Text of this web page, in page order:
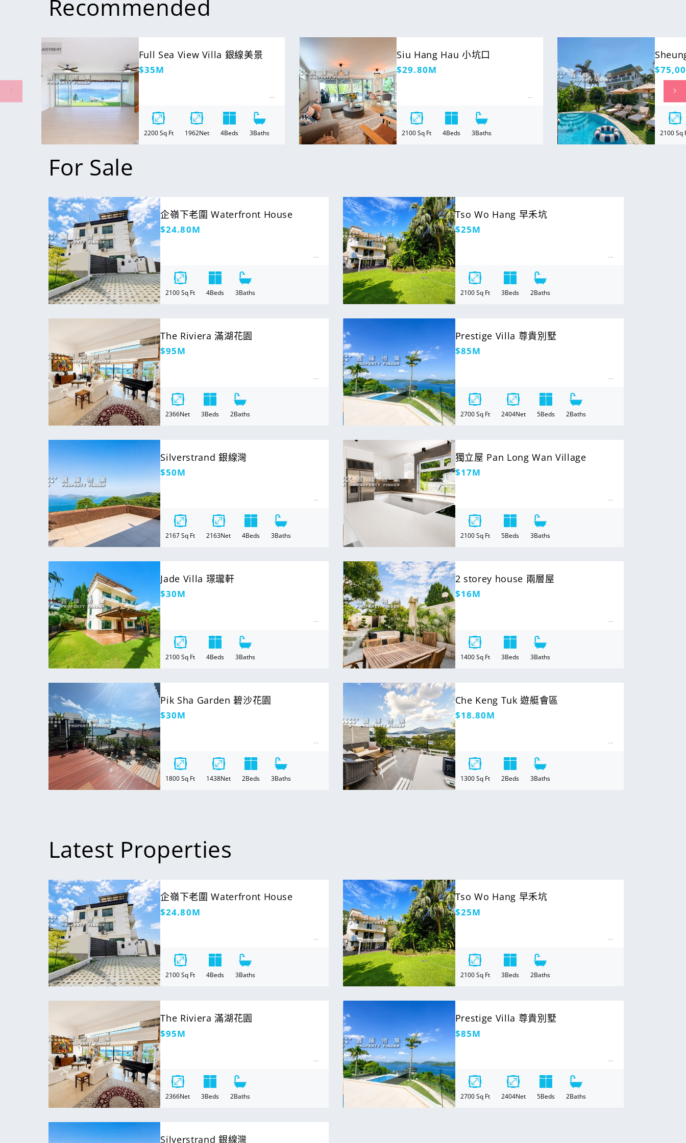
Recommended
Full Sea View Villa 銀線美景
定
價
$35M
2200Sq Ft 1962Net 4Beds 3Baths
Siu Hang Hau 小坑口
定
$29.80M
2100Sq Ft 4Beds 3Baths
定
價
2100Sq
For Sale
For Sale
企嶺下老圍 Waterfront House
定
$24.80M
2100Sq Ft 4Beds 3Baths
For Sale
Tso Wo Hang 早禾坑
定
價
$25M
2100Sq Ft 3Beds 2Baths
For Sale
The Riviera 滿湖花園
定
$95M
2366Net 3Beds 2Baths
Prestige Villa 尊貴別墅
定
$85M
2700Sq Ft 2404Net 5Beds 2Baths
For Sale
Silverstrand 銀線灣
定
$50M
2167Sq Ft 2163Net 4Beds 3Baths
For Sale
獨立屋 Pan Long Wan Village
定
價
$17M
2100Sq Ft 5Beds 3Baths
Jade Villa 璟瓏軒
定
$30M
2100Sq Ft 4Beds 3Baths
For Sale
2 storey house 兩層屋
定
價
$16M
1400Sq Ft 3Beds 3Baths
For Sale
Pik Sha Garden 碧沙花園
定
$30M
1800Sq Ft 1438Net 2Beds 3Baths
For Sale
Che Keng Tuk 遊艇會區
定
價
$18.80M
1300Sq Ft 2Beds 3Baths
Latest Properties
For Sale
企嶺下老圍 Waterfront House
定
$24.80M
2100Sq Ft 4Beds 3Baths
For Sale
Tso Wo Hang 早禾坑
定
價
$25M
2100Sq Ft 3Beds 2Baths
For Sale
The Riviera 滿湖花園
定
$95M
2366Net 3Beds 2Baths
Prestige Villa 尊貴別墅
定
$85M
2700Sq Ft 2404Net 5Beds 2Baths
For Rent
Silverstrand 銀線灣